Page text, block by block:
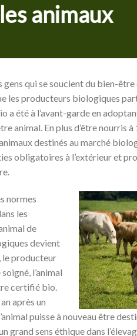
animaux
qui se soucient du bien-être
les producteurs biologiques
a été à l’avant-garde en
animal. En plus d’être nourris
destinés au marché
obligatoires à l’extérieur et
normes
les
de
devient
le producteur
l’animal
certifié bio.
après un
puisse à nouveau être
sens éthique dans